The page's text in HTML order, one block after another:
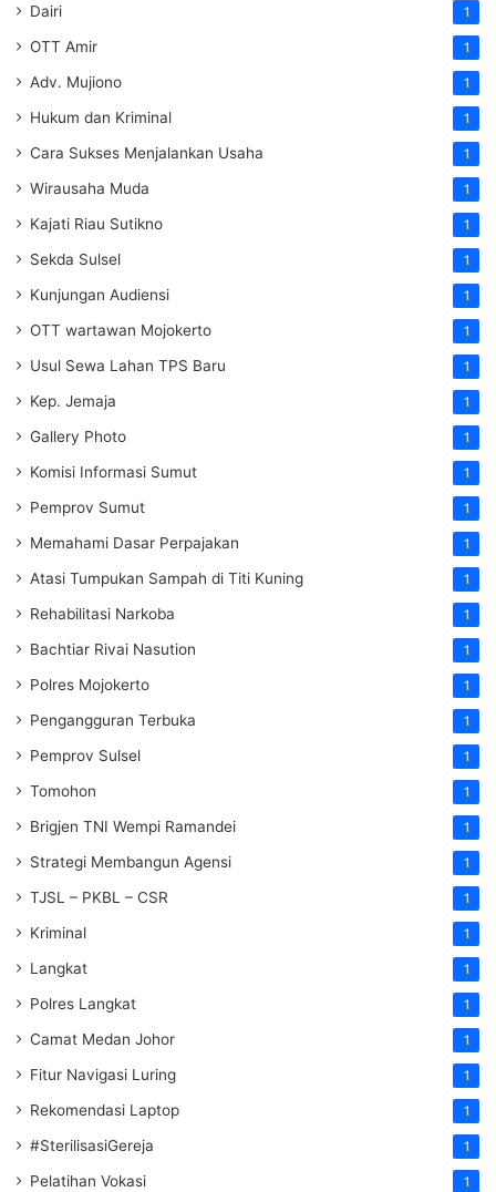
Dairi 1
OTT Amir 1
Adv. Mujiono 1
Hukum dan Kriminal 1
Cara Sukses Menjalankan Usaha 1
Wirausaha Muda 1
Kajati Riau Sutikno 1
Sekda Sulsel 1
Kunjungan Audiensi 1
OTT wartawan Mojokerto 1
Usul Sewa Lahan TPS Baru 1
Kep. Jemaja 1
Gallery Photo 1
Komisi Informasi Sumut 1
Pemprov Sumut 1
Memahami Dasar Perpajakan 1
Atasi Tumpukan Sampah di Titi Kuning 1
Rehabilitasi Narkoba 1
Bachtiar Rivai Nasution 1
Polres Mojokerto 1
Pengangguran Terbuka 1
Pemprov Sulsel 1
Tomohon 1
Brigjen TNI Wempi Ramandei 1
Strategi Membangun Agensi 1
TJSL – PKBL – CSR 1
Kriminal 1
Langkat 1
Polres Langkat 1
Camat Medan Johor 1
Fitur Navigasi Luring 1
Rekomendasi Laptop 1
#SterilisasiGereja 1
Pelatihan Vokasi 1